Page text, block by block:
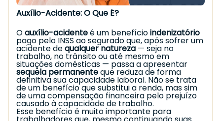
Auxílio-Acidente: O Que É?
Oauxílio-acidenteé um benefícioindenizatório
pago pelo INSS ao segurado que, após sofrer um
acidente dequalquer natureza — seja no
trabalho, no trânsito ou até mesmo em
situações domésticas — passa a apresentar
sequela permanenteque reduza de forma
definitiva sua capacidade laboral. Não se trata
de um benefício que substitui a renda, mas sim
de uma compensação financeira pelo prejuízo
causado à capacidade de trabalho.
Esse benefício é muito importante para